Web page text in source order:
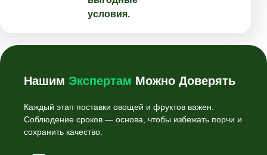
условия.
Нашим Экспертам Можно Доверять
Каждый этап поставки овощей и фруктов важен.
Соблюдение сроков — основа, чтобы избежать порчи и
сохранить качество.